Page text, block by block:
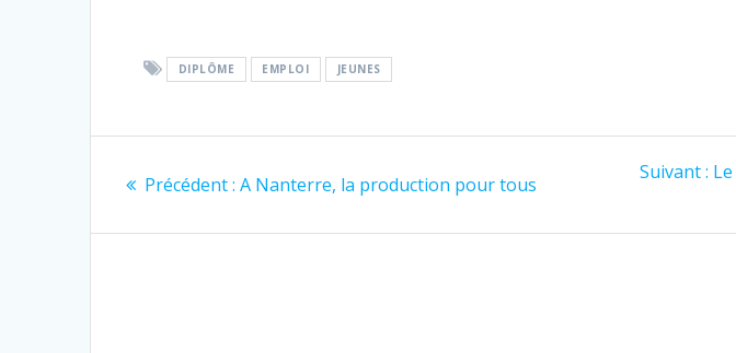
DIPLÔME EMPLOI JEUNES
Précédent : Article
:
A Nanterre, la production pour tous
Suivant :